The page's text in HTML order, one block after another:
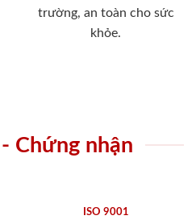
trường, an toàn cho sức
khỏe.
Chứng nhận
ISO 9001